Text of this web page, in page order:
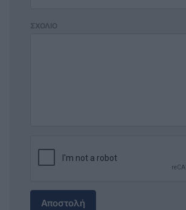
ΣΧΟΛΙΟ
Αποστολή